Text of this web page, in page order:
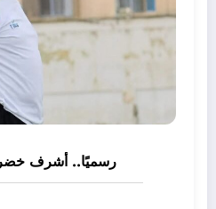
رسميًا.. أشرف خضر